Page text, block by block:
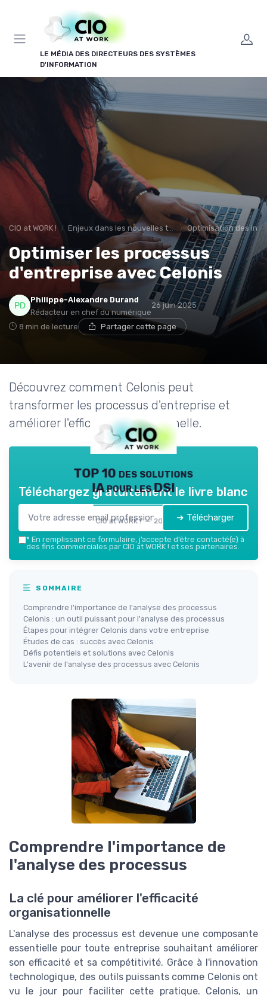
LE MÉDIA DES DIRECTEURS DES SYSTÈMES
D'INFORMATION
CIO at WORK ! Enjeux dans les nouvelles technologies Optimisation des
Optimiser les processus
d'entreprise avec Celonis
Philippe-Alexandre Durand
Rédacteur en chef du numérique
26 juin 2025
8 min de lecture Partager cette page
Découvrez comment Celonis peut
transformer les processus d'entreprise et
améliorer l'efficacité opérationnelle.
TOP 10 des solutions
IA pour les DSI
CIO at WORK ! — 2026
Téléchargez gratuitement le livre blanc
➔ Télécharger
* En remplissant ce formulaire, j’accepte d’être contacté(e) à
des fins commerciales par CIO at WORK ! et ses partenaires.
SOMMAIRE
Comprendre l'importance de l'analyse des processus
Celonis : un outil puissant pour l'analyse des processus
Étapes pour intégrer Celonis dans votre entreprise
Études de cas : succès avec Celonis
Défis potentiels et solutions avec Celonis
L'avenir de l'analyse des processus avec Celonis
Comprendre l'importance de
l'analyse des processus
La clé pour améliorer l'efficacité
organisationnelle
L'analyse des processus est devenue une composante
essentielle pour toute entreprise souhaitant améliorer
son efficacité et sa compétitivité. Grâce à l'innovation
technologique, des outils puissants comme Celonis ont
vu le jour pour faciliter cette pratique. Celonis, un